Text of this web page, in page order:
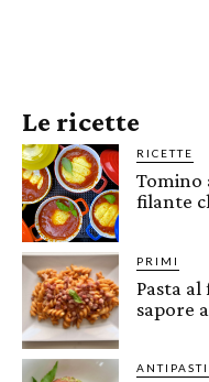
Le ricette
RICETTE
Tomino
filante
PRIMI
Pasta
sapore
ANTIPASTI